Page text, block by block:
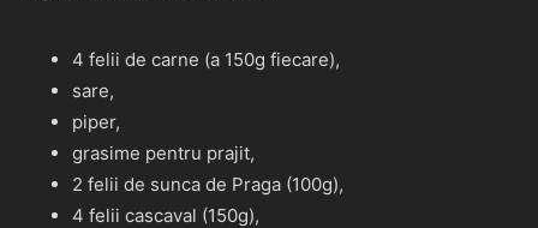
4 felii de carne (a 150g fiecare),
sare,
piper,
grasime pentru prajit,
2 felii de sunca de Praga (100g),
4 felii cascaval (150g),